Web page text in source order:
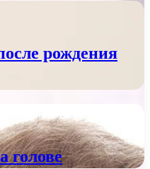
рождения
голове